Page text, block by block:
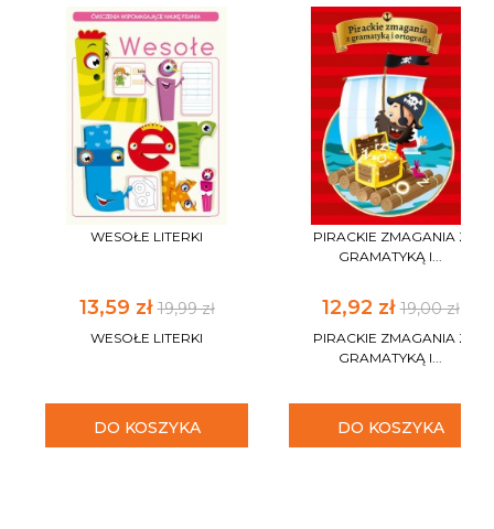
WESOŁE LITERKI
13,59 zł19,99 zł
WESOŁE LITERKI
DO KOSZYKA
PIRACKIE ZMAGANIA Z
GRAMATYKĄ I...
12,92 zł19,00 zł
PIRACKIE ZMAGANIA Z
GRAMATYKĄ I...
DO KOSZYKA